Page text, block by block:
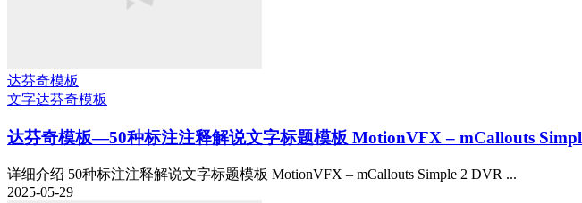
达芬奇模板
文字达芬奇模板
达芬奇模板—50种标注注释解说文字标题模板 MotionVFX – mCallouts
详细介绍 50种标注注释解说文字标题模板 MotionVFX – mCallouts Simple 2 DVR ...
2025-05-29